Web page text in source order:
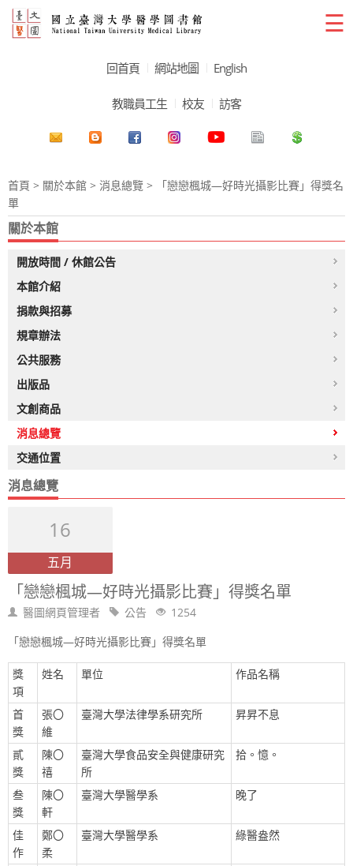
☰
回首頁 網站地圖 English
教職員工生 校友 訪客
首頁 > 關於本館 > 消息總覽 > 「戀戀楓城—好時光攝影比賽」得獎名
單
關於本館
開放時間 / 休館公告
本館介紹
捐款與招募
規章辦法
公共服務
出版品
文創商品
消息總覽
交通位置
消息總覽
16
五月
「戀戀楓城—好時光攝影比賽」得獎名單
醫圖網頁管理者 公告
1254
「戀戀楓城—好時光攝影比賽」 得獎名單
獎
項
姓名 單位 作品名稱
首
獎
張〇
維
臺灣大學法律學系研究所 昇昇不息
貳
獎
陳〇
禧
臺灣大學食品安全與健康研究
所
拾。憶。
叁
獎
陳〇
軒
臺灣大學醫學系 晚了
佳
作
鄭〇
柔
臺灣大學醫學系 綠醫盎然